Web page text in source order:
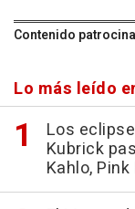
Contenido
Lo más leído
Los
Kubrick
Kahlo,